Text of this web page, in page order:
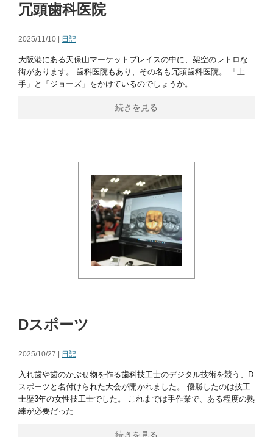
冗頭歯科医院
2025/11/10 | 日記
大阪港にある天保山マーケットプレイスの中に、架空のレトロな
街があります。 歯科医院もあり、その名も冗頭歯科医院。 「上
手」と「ジョーズ」をかけているのでしょうか。
続きを見る
Dスポーツ
2025/10/27 | 日記
入れ歯や歯のかぶせ物を作る歯科技工士のデジタル技術を競う、D
スポーツと名付けられた大会が開かれました。 優勝したのは技工
士歴3年の女性技工士でした。 これまでは手作業で、ある程度の熟
練が必要だった
続きを見る